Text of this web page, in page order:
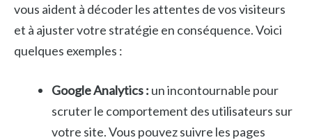
vous aident à décoder les attentes de vos visiteurs
et à ajuster votre stratégie en conséquence. Voici
quelques exemples :
Google Analytics : un incontournable pour
scruter le comportement des utilisateurs sur
votre site. Vous pouvez suivre les pages